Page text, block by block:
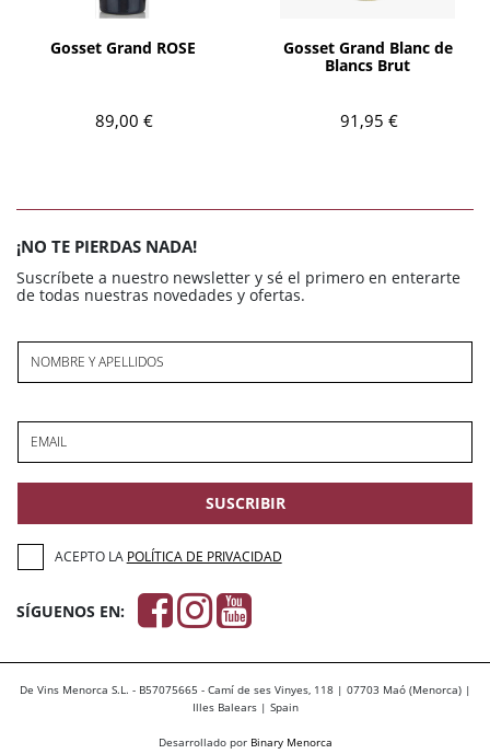
Gosset Grand ROSE
89,00 €
AÑADIR
Gosset Grand Blanc de
Blancs Brut
91,95 €
¡NO TE PIERDAS NADA!
Suscríbete a nuestro newsletter y sé el primero en enterarte
de todas nuestras novedades y ofertas.
NOMBRE Y APELLIDOS
EMAIL
SUSCRIBIR
ACEPTO LA POLÍTICA DE PRIVACIDAD
SÍGUENOS EN:
De Vins Menorca S.L. - B57075665 - Camí de ses Vinyes, 118 | 07703 Maó (Menorca) |
Illes Balears | Spain
Desarrollado por Binary Menorca